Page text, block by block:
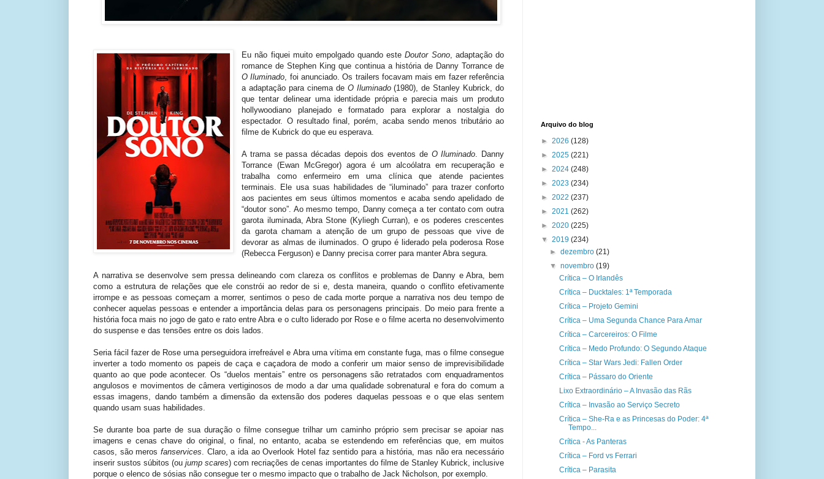
Eu não fiquei muito empolgado quando esteDoutor Sono, adaptação do
romance de Stephen King que continua a história de Danny Torrance de
O Iluminado , foi anunciado. Os trailers focavam mais em fazer referência
a adaptação para cinema de O Iluminado(1980), de Stanley Kubrick, do
que tentar delinear uma identidade própria e parecia mais um produto
hollywoodiano planejado e formatado para explorar a nostalgia do
espectador. O resultado final, porém, acaba sendo menos tributário ao
filme de Kubrick do que eu esperava.
A trama se passa décadas depois dos eventos de O Iluminado . Danny
Torrance (Ewan McGregor) agora é um alcoólatra em recuperação e
trabalha como enfermeiro em uma clínica que atende pacientes
terminais. Ele usa suas habilidades de “iluminado” para trazer conforto
aos pacientes em seus últimos momentos e acaba sendo apelidado de
“doutor sono”. Ao mesmo tempo, Danny começa a ter contato com outra
garota iluminada, Abra Stone (Kyliegh Curran), e os poderes crescentes
da garota chamam a atenção de um grupo de pessoas que vive de
devorar as almas de iluminados. O grupo é liderado pela poderosa Rose
(Rebecca Ferguson) e Danny precisa correr para manter Abra segura.
A narrativa se desenvolve sem pressa delineando com clareza os conflitos e problemas de Danny e Abra, bem
como a estrutura de relações que ele constrói ao redor de si e, desta maneira, quando o conflito efetivamente
irrompe e as pessoas começam a morrer, sentimos o peso de cada morte porque a narrativa nos deu tempo de
conhecer aquelas pessoas e entender a importância delas para os personagens principais. Do meio para frente a
história foca mais no jogo de gato e rato entre Abra e o culto liderado por Rose e o filme acerta no desenvolvimento
do suspense e das tensões entre os dois lados.
Seria fácil fazer de Rose uma perseguidora irrefreável e Abra uma vítima em constante fuga, mas o filme consegue
inverter a todo momento os papeis de caça e caçadora de modo a conferir um maior senso de imprevisibilidade
quanto ao que pode acontecer. Os “duelos mentais” entre os personagens são retratados com enquadramentos
angulosos e movimentos de câmera vertiginosos de modo a dar uma qualidade sobrenatural e fora do comum a
essas imagens, dando também a dimensão da extensão dos poderes daquelas pessoas e o que elas sentem
quando usam suas habilidades.
Se durante boa parte de sua duração o filme consegue trilhar um caminho próprio sem precisar se apoiar nas
imagens e cenas chave do original, o final, no entanto, acaba se estendendo em referências que, em muitos
casos, são meros fanservices . Claro, a ida ao Overlook Hotel faz sentido para a história, mas não era necessário
inserir sustos súbitos (ou jump scares) com recriações de cenas importantes do filme de Stanley Kubrick, inclusive
porque o elenco de sósias não consegue ter o mesmo impacto que o trabalho de Jack Nicholson, por exemplo.
Arquivo do blog
► 2026 (128)
► 2025 (221)
► 2024 (248)
► 2023 (234)
► 2022 (237)
► 2021 (262)
► 2020 (225)
▼ 2019 (234)
►dezembro(21)
▼novembro(19)
Crítica – O Irlandês
Crítica – Ducktales: 1ª Temporada
Crítica – Projeto Gemini
Crítica – Uma Segunda Chance Para Amar
Crítica – Carcereiros: O Filme
Crítica – Medo Profundo: O Segundo Ataque
Crítica – Star Wars Jedi: Fallen Order
Crítica – Pássaro do Oriente
Lixo Extraordinário – A Invasão das Rãs
Crítica – Invasão ao Serviço Secreto
Crítica – She-Ra e as Princesas do Poder: 4ª
Tempo...
Crítica - As Panteras
Crítica – Ford vs Ferrari
Crítica – Parasita